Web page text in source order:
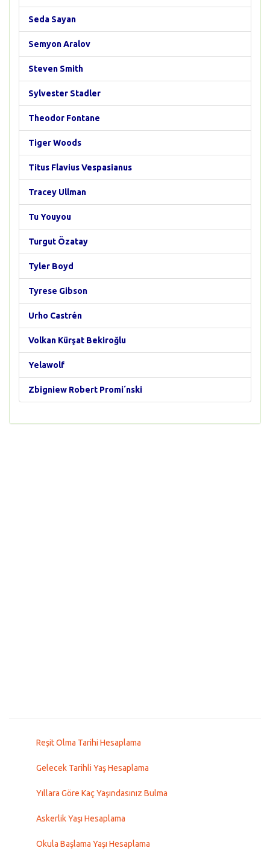
Seda Sayan
Semyon Aralov
Steven Smith
Sylvester Stadler
Theodor Fontane
Tiger Woods
Titus Flavius Vespasianus
Tracey Ullman
Tu Youyou
Turgut Özatay
Tyler Boyd
Tyrese Gibson
Urho Castrén
Volkan Kürşat Bekiroğlu
Yelawolf
Zbigniew Robert Promi´nski
Reşit Olma Tarihi Hesaplama
Gelecek Tarihli Yaş Hesaplama
Yıllara Göre Kaç Yaşındasınız Bulma
Askerlik Yaşı Hesaplama
Okula Başlama Yaşı Hesaplama